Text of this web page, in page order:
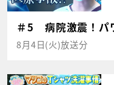
＃5 病院激震！パ
8月4日(火)放送分